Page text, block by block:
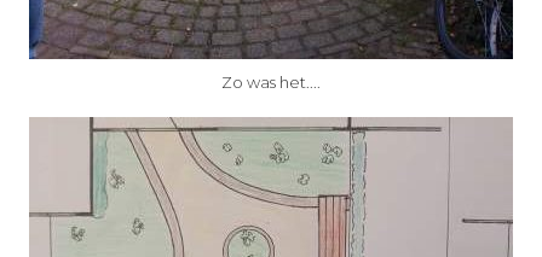
Zo was het....